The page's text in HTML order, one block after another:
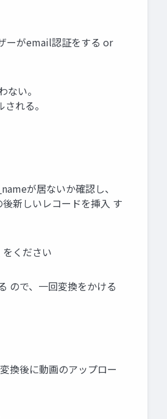
ーがemail認証をする or
い。
れる。
が居ないか確認し、
新しいレコードを挿入 す
ください
ので、一回変換をかける
換後に動画のアップロー